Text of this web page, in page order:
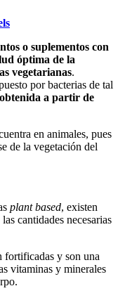
o suplementos con
óptima de la
vegetarianas.
por bacterias de tal
a partir de
en animales, pues
de la vegetación del
plant based, existen
cantidades necesarias
fortificadas y son una
vitaminas y minerales